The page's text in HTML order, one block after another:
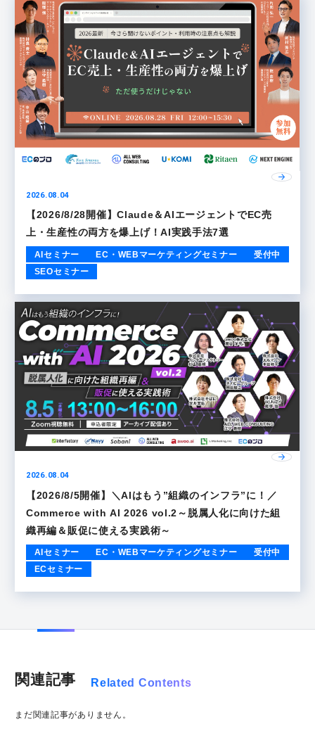
2026.08.04
【2026/8/28開催】Claude＆AIエージェントでEC売
上・生産性の両方を爆上げ！AI実践手法7選
AIセミナー EC・WEBマーケティングセミナー
受付中
SEOセミナー
2026.08.04
【2026/8/5開催】＼AIはもう”組織のインフラ”に！／
Commerce with AI 2026 vol.2～脱属人化に向けた組
織再編＆販促に使える実践術～
AIセミナー EC・WEBマーケティングセミナー
受付中
ECセミナー
関連記事 Related Contents
まだ関連記事がありません。